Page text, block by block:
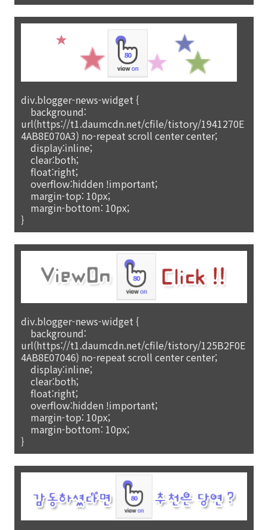
div.blogger-news-widget {
background:
url(https://t1.daumcdn.net/cfile/tistory/1941270E
4AB8E070A3) no-repeat scroll center center;
display:inline;
clear:both;
float:right;
overflow:hidden !important;
margin-top: 10px;
margin-bottom: 10px;
}
div.blogger-news-widget {
background:
url(https://t1.daumcdn.net/cfile/tistory/125B2F0E
4AB8E07046) no-repeat scroll center center;
display:inline;
clear:both;
float:right;
overflow:hidden !important;
margin-top: 10px;
margin-bottom: 10px;
}